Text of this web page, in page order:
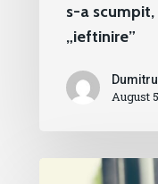
s-a
„ieftinire”
August